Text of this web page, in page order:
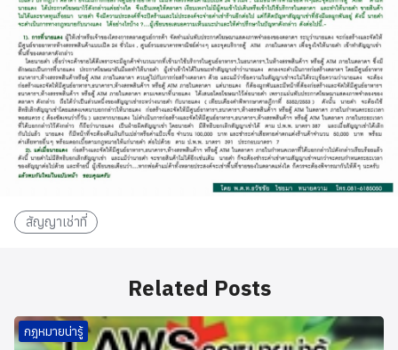
สัญญาเช่าที่
Related Posts
กฎหมายน่ารู้